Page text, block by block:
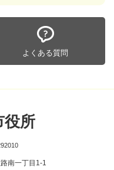
よくある質問
役所
南一丁目1-1